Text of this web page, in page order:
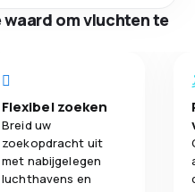
om vluchten te
Flexibel zoeken
Breid uw
zoekopdracht uit
met nabijgelegen
luchthavens en